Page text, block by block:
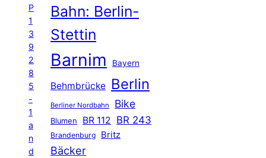
P
1
3
9
2
8
5
-
1
a
n
d
Bahn: Berlin-
Stettin
Barnim Bayern
Behmbrücke Berlin
Berliner Nordbahn Bike
Blumen BR 112 BR 243
Brandenburg Britz
Bäcker